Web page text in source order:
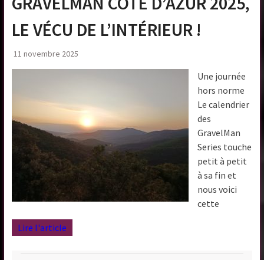
LE VÉCU DE L’INTÉRIEUR !
11 novembre 2025
Une journée
hors norme
Le calendrier
des
GravelMan
Series touche
petit à petit
à sa fin et
nous voici
cette
Lire l'article